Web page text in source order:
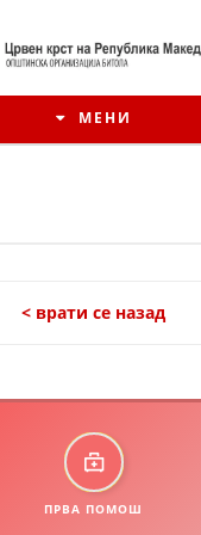
МЕНИ
ИСТОРИЈАТ НА ЦКРМ
ИСТОРИЈАТ НА ДВИЖЕЊЕТО
< врати се назад
ПРВА ПОМОШ